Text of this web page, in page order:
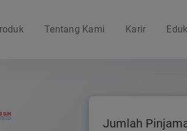
Tentang Kami Karir
Jumlah